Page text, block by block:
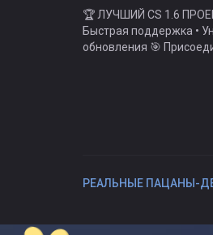
🏆 ЛУЧШИЙ CS 1.6
Быстрая поддержка •
обновления 🎯
РЕАЛЬНЫЕ ПАЦАНЫ-